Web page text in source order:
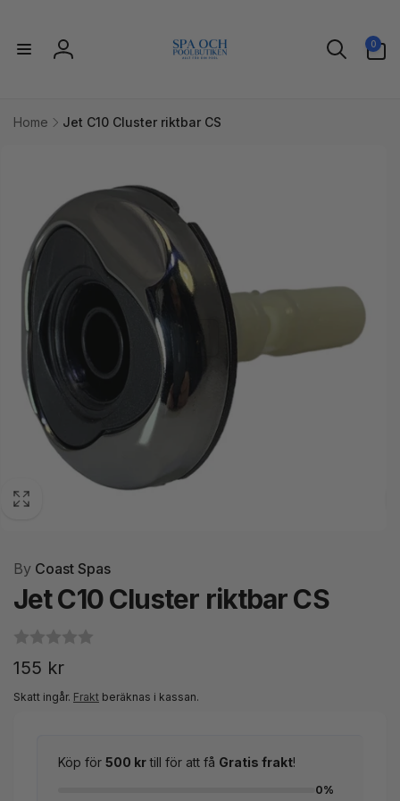
innehåll
Logga
0
artiklar
Home
Jet C10 Cluster riktbar CS
By Coast Spas
Jet C10 Cluster riktbar CS
Ordinarie
pris
155 kr
Skatt ingår. Frakt beräknas i kassan.
Köp för 500 krtill för att få Gratis frakt!
0%